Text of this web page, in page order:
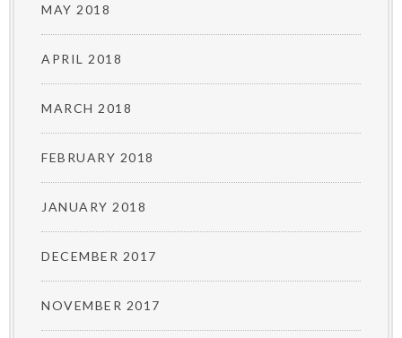
MAY 2018
APRIL 2018
MARCH 2018
FEBRUARY 2018
JANUARY 2018
DECEMBER 2017
NOVEMBER 2017